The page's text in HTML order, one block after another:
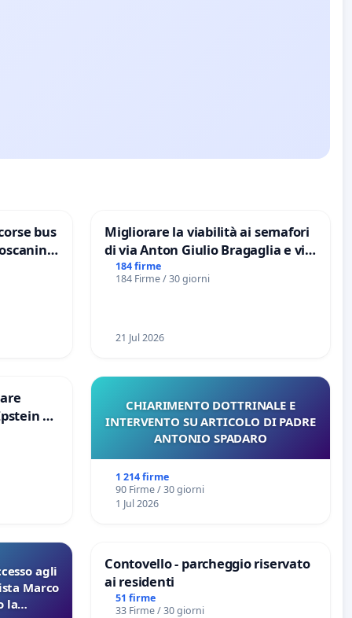
bus
Migliorare la viabilità ai semafori
di via Anton Giulio Bragaglia e via
Tieri XV MUNICIPIO DI ROMA
184 firme
184 Firme / 30 giorni
21 Jul 2026
e
CHIARIMENTO DOTTRINALE E
INTERVENTO SU ARTICOLO DI PADRE
ANTONIO SPADARO
1 214 firme
90 Firme / 30 giorni
1 Jul 2026
agli
Marco
la
Contovello - parcheggio riservato
ai residenti
51 firme
33 Firme / 30 giorni